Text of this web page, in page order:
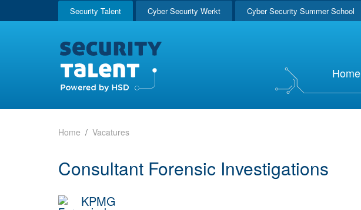
Security Talent Cyber Security Werkt Cyber Security Summer School
Home
Home Vacatures
Consultant Forensic Investigations
KPMG